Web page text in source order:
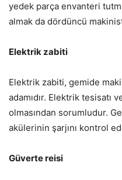
yedek parça envanteri
almak da dördüncü
Elektrik zabiti
Elektrik zabiti, gemide
adamıdır. Elektrik tesisatı
olmasından sorumludur.
akülerinin şarjını kontrol
Güverte reisi